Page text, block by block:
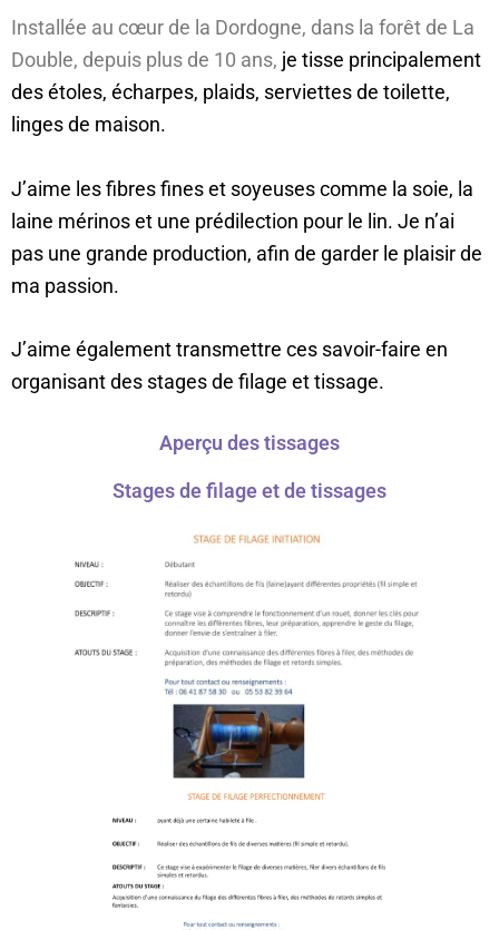
Installée au cœur de la Dordogne, dans la forêt de La
Double, depuis plus de 10 ans, je tisse principalement
des étoles, écharpes, plaids, serviettes de toilette,
linges de maison.
J’aime les fibres fines et soyeuses comme la soie, la
laine mérinos et une prédilection pour le lin. Je n’ai
pas une grande production, afin de garder le plaisir de
ma passion.
J’aime également transmettre ces savoir-faire en
organisant des stages de filage et tissage.
Aperçu des tissages
Stages de filage et de tissages